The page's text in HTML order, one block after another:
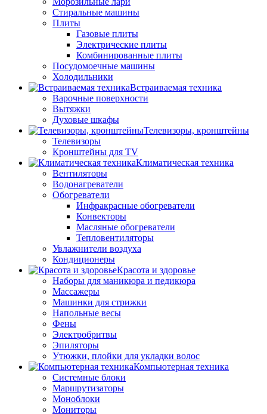
Стиральные машины
Плиты
Газовые плиты
Электрические плиты
Комбинированные плиты
Посудомоечные машины
Холодильники
Встраиваемая техника
Варочные поверхности
Вытяжки
Духовые шкафы
Телевизоры, кронштейны
Телевизоры
Кронштейны для TV
Климатическая техника
Вентиляторы
Водонагреватели
Обогреватели
Инфракрасные обогреватели
Конвекторы
Масляные обогреватели
Тепловентиляторы
Увлажнители воздуха
Кондиционеры
Красота и здоровье
Наборы для маникюра и педикюра
Массажеры
Машинки для стрижки
Напольные весы
Фены
Электробритвы
Эпиляторы
Утюжки, плойки для укладки волос
Компьютерная техника
Системные блоки
Маршрутизаторы
Моноблоки
Мониторы